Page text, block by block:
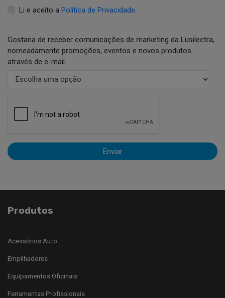
Li e aceito a Política de Privacidade
Gostaria de receber comunicações de marketing da Lusilectra,
nomeadamente promoções, eventos e novos produtos
através de e-mail.
Enviar
Produtos
Acessórios Auto
Empilhadores
Equipamentos Oficinais
Ferramentas Profissionais